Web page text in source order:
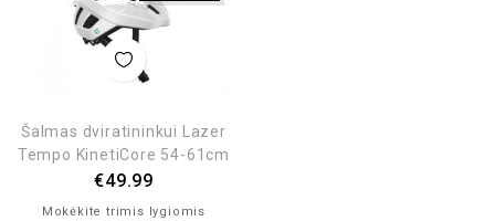
Šalmas dviratininkui Lazer
Tempo KinetiCore 54-61cm
€49.99
Mokėkite trimis lygiomis